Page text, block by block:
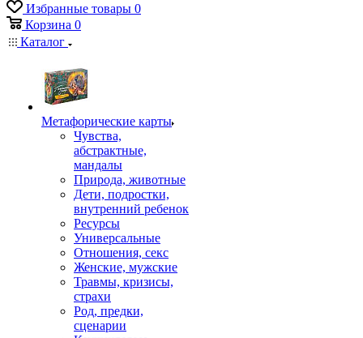
Избранные товары 0
Корзина 0
Каталог
Mетафорические карты
Чувства,
абстрактные,
мандалы
Природа, животные
Дети, подростки,
внутренний ребенок
Ресурсы
Универсальные
Отношения, секс
Женские, мужские
Травмы, кризисы,
страхи
Род, предки,
сценарии